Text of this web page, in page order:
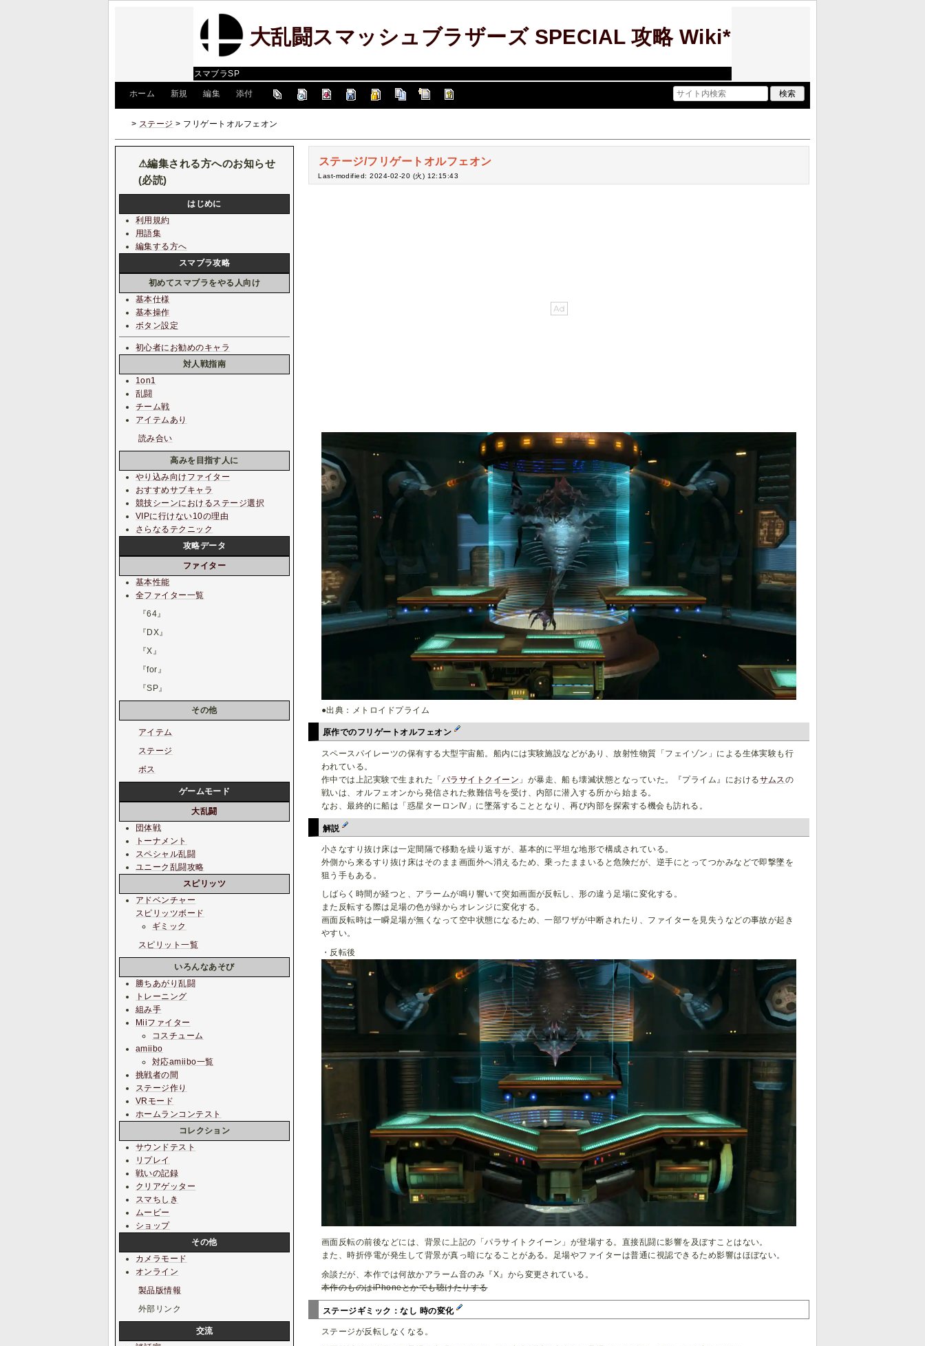
大乱闘スマッシュブラザーズ SPECIAL 攻略 Wiki*
スマブラSP
ホーム 新規 編集 添付
> ステージ > フリゲートオルフェオン
ステージ/フリゲートオルフェオン
Last-modified: 2024-02-20 (火) 12:15:43
●出典：メトロイドプライム
原作でのフリゲートオルフェオン
スペースパイレーツの保有する大型宇宙船。船内には実験施設などがあり、放射性物質「フェイゾン」による生体実験も行
われている。
作中では上記実験で生まれた「パラサイトクイーン 」が暴走、船も壊滅状態となっていた。『プライム』におけるサムス の
戦いは、オルフェオンから発信された救難信号を受け、内部に潜入する所から始まる。
なお、最終的に船は「惑星ターロンIV」に墜落することとなり、再び内部を探索する機会も訪れる。
解説
小さなすり抜け床は一定間隔で移動を繰り返すが、基本的に平坦な地形で構成されている。
外側から来るすり抜け床はそのまま画面外へ消えるため、乗ったままいると危険だが、逆手にとってつかみなどで即撃墜を
狙う手もある。
しばらく時間が経つと、アラームが鳴り響いて突如画面が反転し、形の違う足場に変化する。
また反転する際は足場の色が緑からオレンジに変化する。
画面反転時は一瞬足場が無くなって空中状態になるため、一部ワザが中断されたり、ファイターを見失うなどの事故が起き
やすい。
・反転後
画面反転の前後などには、背景に上記の「パラサイトクイーン」が登場する。直接乱闘に影響を及ぼすことはない。
また、時折停電が発生して背景が真っ暗になることがある。足場やファイターは普通に視認できるため影響はほぼない。
余談だが、本作では何故かアラーム音のみ『X』から変更されている。
本作のものはiPhoneとかでも聴けたりする
ステージギミック：なし 時の変化
ステージが反転しなくなる。
⚠編集される方へのお知らせ
(必読)
はじめに
利用規約
用語集
編集する方へ
スマブラ攻略
初めてスマブラをやる人向け
基本仕様
基本操作
ボタン設定
初心者にお勧めのキャラ
対人戦指南
1on1
乱闘
チーム戦
アイテムあり
読み合い
高みを目指す人に
やり込み向けファイター
おすすめサブキャラ
競技シーンにおけるステージ選択
VIPに行けない10の理由
さらなるテクニック
攻略データ
ファイター
基本性能
全ファイター一覧
『64』
『DX』
『X』
『for』
『SP』
その他
アイテム
ステージ
ボス
ゲームモード
大乱闘
団体戦
トーナメント
スペシャル乱闘
ユニーク乱闘攻略
スピリッツ
アドベンチャー
スピリッツボード
ギミック
スピリット一覧
いろんなあそび
勝ちあがり乱闘
トレーニング
組み手
Miiファイター
コスチューム
amiibo
対応amiibo一覧
挑戦者の間
ステージ作り
VRモード
ホームランコンテスト
コレクション
サウンドテスト
リプレイ
戦いの記録
クリアゲッター
スマちしき
ムービー
ショップ
その他
カメラモード
オンライン
製品版情報
外部リンク
交流